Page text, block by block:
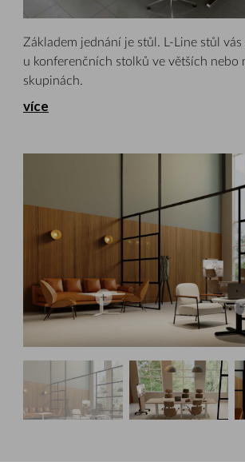
Základem jednání je stůl. L-Line stůl
u konferenčních stolků ve větších nebo
skupinách.
více